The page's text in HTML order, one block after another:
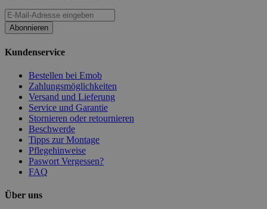
Abonnieren
Kundenservice
Bestellen bei Emob
Zahlungsmöglichkeiten
Versand und Lieferung
Service und Garantie
Stornieren oder retournieren
Beschwerde
Tipps zur Montage
Pflegehinweise
Paswort Vergessen?
FAQ
Über uns